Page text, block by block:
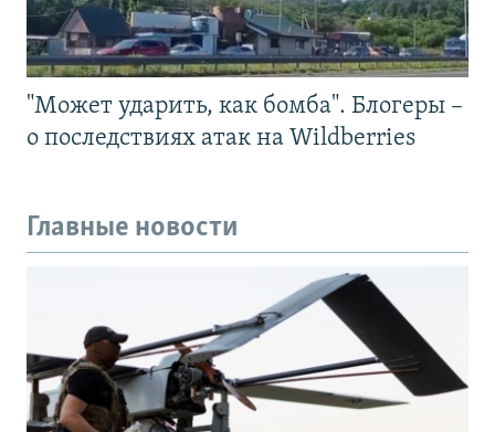
"Может ударить, как бомба". Блогеры –
о последствиях атак на Wildberries
Главные новости